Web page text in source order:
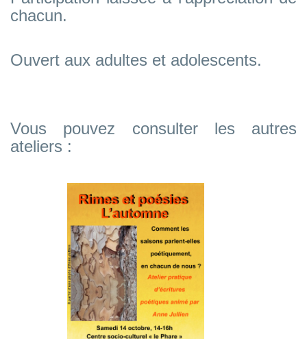
chacun.
Ouvert aux adultes et adolescents.
Vous pouvez consulter les autres
ateliers :